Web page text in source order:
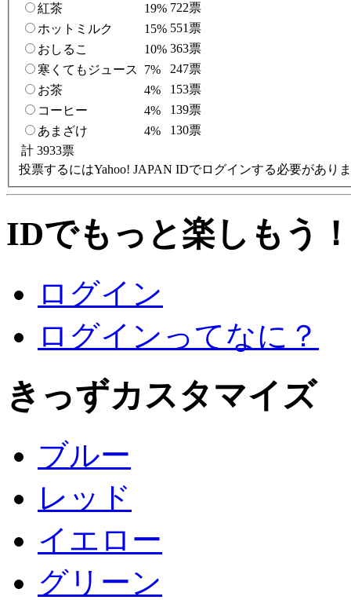
紅茶
19% 722票
ホットミルク
15% 551票
おしるこ
10% 363票
寒くてもジュース
7%
247票
お茶
4%
153票
コーヒー
4%
139票
あまざけ
4%
130票
計 3933票
投票するにはYahoo! JAPAN IDでログインする必要があり
IDでもっと楽しもう
ログイン
ログインってなに？
きっずカスタマイズ
ブルー
レッド
イエロー
グリーン